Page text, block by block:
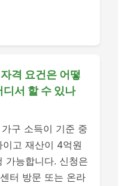
격 요건은 어떻
서 할 수 있나
구 소득이 기준 중
고 재산이 4억원
가능합니다. 신청은
터 방문 또는 온라